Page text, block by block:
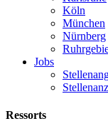
Köln
München
Nürnberg
Jobs
Ressorts